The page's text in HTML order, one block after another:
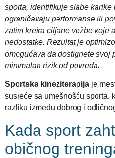
sporta, identifikuje slabe karike
ograničavaju performanse ili
zatim kreira ciljane vežbe koje
nedostatke. Rezultat je
omogućava da dostignete svoj
minimalan rizik od povreda.
Sportska kineziterapija je
susreće sa umešnošću sporta,
razliku između dobrog i
Kada sport
običnog